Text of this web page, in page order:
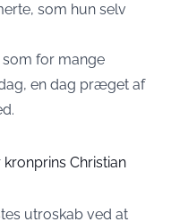
som hun selv
som for mange
en dag præget af
Christian
utroskab ved at